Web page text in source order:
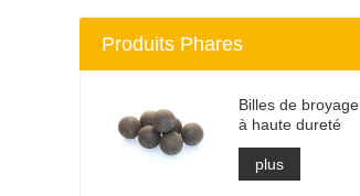
Produits Phares
Billes de broyage
à haute dureté
plus